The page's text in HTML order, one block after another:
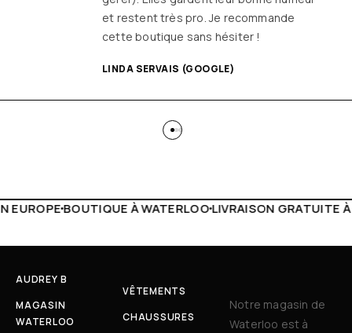
on ne sort jamais (ou presque) sans rien
LIVRAISON GRATUITE À PARTIR DE 150€LIVE
AUDREY B
MAGASIN
WATERLOO
VÊTEMENTS
CHAUSSURES
Notre magasin de
Waterloo est à